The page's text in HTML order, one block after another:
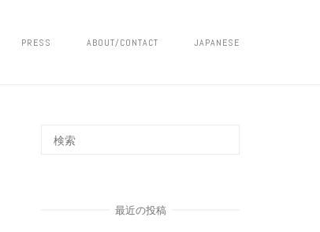
PRESS ABOUT/CONTACT JAPANESE
最近の投稿